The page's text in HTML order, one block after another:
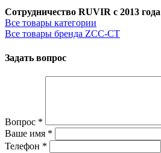
Сотрудничество RUVIR с 2013 года
Все товары категории
Все товары бренда ZCC-CT
Задать вопрос
Вопрос *
Ваше имя *
Телефон *